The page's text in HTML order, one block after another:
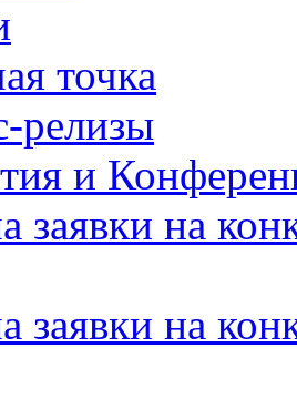
точка
релизы
и
заявки на
заявки на